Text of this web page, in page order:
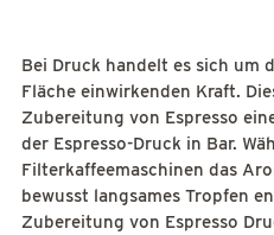
Bei Druck handelt es sich um
Fläche einwirkenden Kraft.
Zubereitung von Espresso
der Espresso-Druck in Bar.
Filterkaffeemaschinen das
bewusst langsames Tropfen
Zubereitung von Espresso